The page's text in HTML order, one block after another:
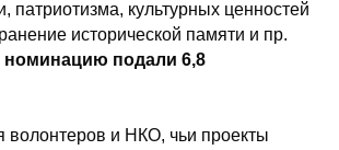
патриотизма, культурных ценностей
исторической памяти и пр.
номинацию подали 6,8
волонтеров и НКО, чьи проекты